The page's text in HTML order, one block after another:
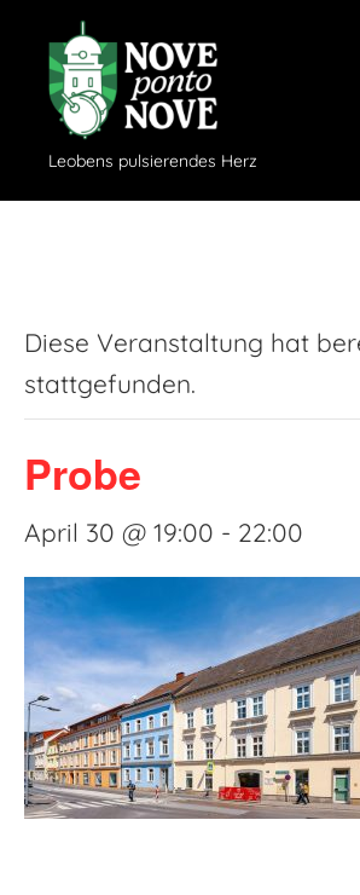
Leobens pulsierendes Herz
Diese Veranstaltung hat
stattgefunden.
Probe
April 30 @ 19:00 - 22:00